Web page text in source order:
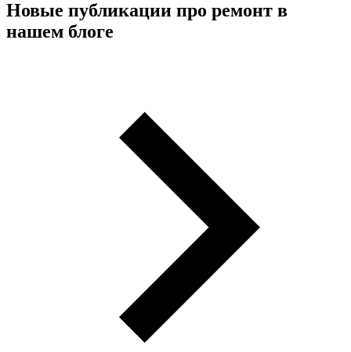
Новые публикации про ремонт в
нашем блоге